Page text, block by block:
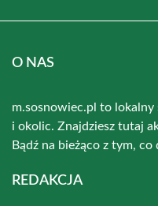
O NAS
m.sosnowiec.pl to
i okolic. Znajdziesz tutaj
Bądź na bieżąco z tym,
REDAKCJA